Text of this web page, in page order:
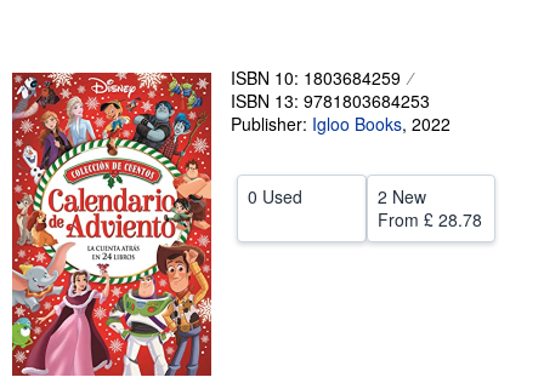
Sellers
Start Selling
Help
ISBN 10: 1803684259
ISBN 13: 9781803684253
Publisher: Igloo Books, 2022
0 Used
2 New
From £ 28.78